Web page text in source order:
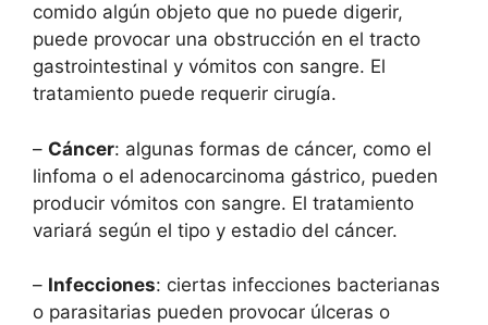
comido algún objeto que no puede digerir,
puede provocar una obstrucción en el tracto
gastrointestinal y vómitos con sangre. El
tratamiento puede requerir cirugía.
– Cáncer: algunas formas de cáncer, como el
linfoma o el adenocarcinoma gástrico, pueden
producir vómitos con sangre. El tratamiento
variará según el tipo y estadio del cáncer.
– Infecciones: ciertas infecciones bacterianas
o parasitarias pueden provocar úlceras o